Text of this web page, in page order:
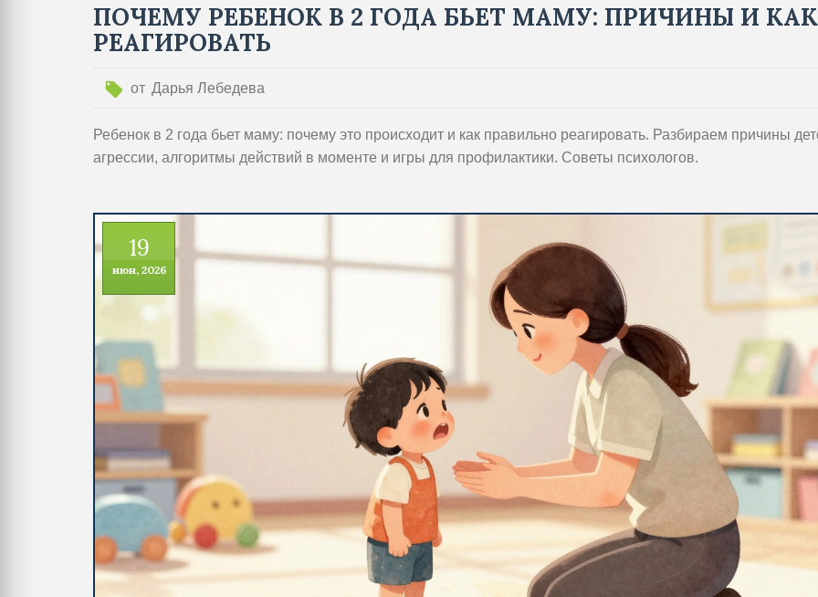
ПОЧЕМУ РЕБЕНОК В 2 ГОДА БЬЕТ МАМУ: ПРИЧИНЫ И КАК
РЕАГИРОВАТЬ
от Дарья Лебедева
Ребенок в 2 года бьет маму: почему это происходит и как правильно реагировать. Разбираем причины
агрессии, алгоритмы действий в моменте и игры для профилактики. Советы психологов.
19
июн, 2026